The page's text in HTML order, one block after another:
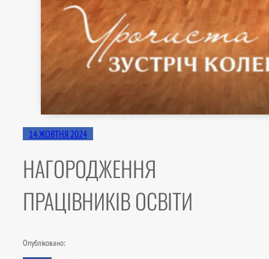
14 ЖОВТНЯ 2024
НАГОРОДЖЕННЯ
ПРАЦІВНИКІВ ОСВІТИ
Опубліковано: